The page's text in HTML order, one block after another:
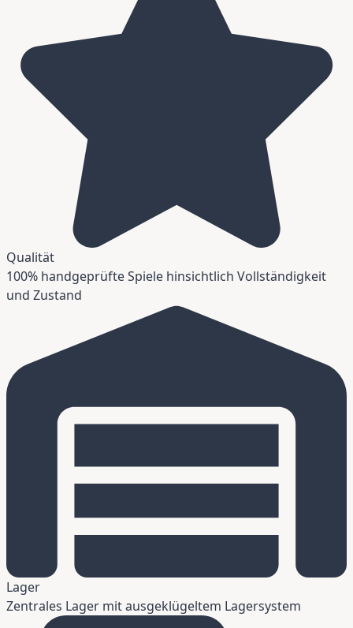
Qualität
100% handgeprüfte Spiele hinsichtlich Vollständigkeit
und Zustand
Lager
Zentrales Lager mit ausgeklügeltem Lagersystem